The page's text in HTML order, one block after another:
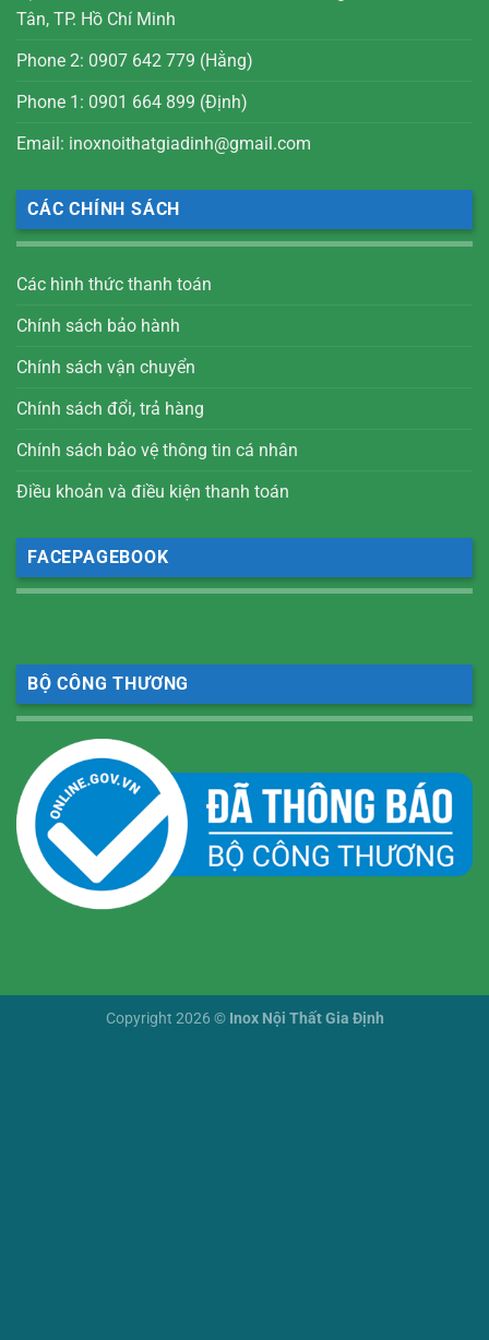
Tân, TP. Hồ Chí Minh
Phone 2: 0907 642 779 (Hằng)
Phone 1: 0901 664 899 (Định)
Email: inoxnoithatgiadinh@gmail.com
CÁC CHÍNH SÁCH
Các hình thức thanh toán
Chính sách bảo hành
Chính sách vận chuyển
Chính sách đổi, trả hàng
Chính sách bảo vệ thông tin cá nhân
Điều khoản và điều kiện thanh toán
FACEPAGEBOOK
BỘ CÔNG THƯƠNG
Copyright 2026 © Inox Nội Thất Gia Định